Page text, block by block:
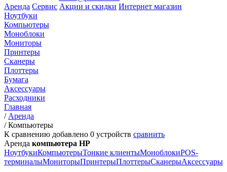
Аренда Сервис Акции и скидки Интернет магазин
Ноутбуки
Компьютеры
Моноблоки
Мониторы
Принтеры
Сканеры
Плоттеры
Бумага
Аксессуары
Расходники
Главная
/ Аренда
/Компьютеры
К сравнению добавлено 0 устройств сравнить
Аренда компьютера HP
НоутбукиКомпьютерыТонкие клиентыМоноблокиPOS-
терминалыМониторыПринтерыПлоттерыСканерыАксессуары